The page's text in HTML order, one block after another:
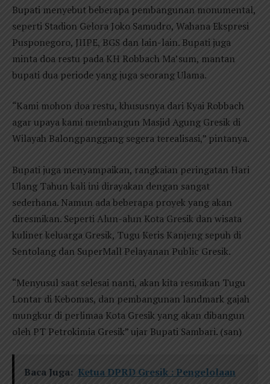
Bupati menyebut beberapa pembangunan monumental,
seperti Stadion Gelora Joko Samudro, Wahana Ekspresi
Pusponegoro, JIIPE, BGS dan lain-lain. Bupati juga
minta doa restu pada KH Robbach Ma’sum, mantan
bupati dua periode yang juga seorang Ulama.
“Kami mohon doa restu, khususnya dari Kyai Robbach
agar upaya kami membangun Masjid Agung Gresik di
Wilayah Balongpanggang segera terealisasi,” pintanya.
Bupati juga menyampaikan, rangkaian peringatan Hari
Ulang Tahun kali ini dirayakan dengan sangat
sederhana. Namun ada beberapa proyek yang akan
diresmikan. Seperti Alun-alun Kota Gresik dan wisata
kuliner keluarga Gresik, Tugu Keris Kanjeng sepuh di
Sentolang dan SuperMall Pelayanan Public Gresik.
“Menyusul saat selesai nanti, akan kita resmikan Tugu
Lontar di Kebomas, dan pembangunan landmark gajah
mungkur di perlimaa Kota Gresik yang akan dibangun
oleh PT Petrokimia Gresik” ujar Bupati Sambari. (san)
Baca Juga: Ketua DPRD Gresik : Pengelolaan